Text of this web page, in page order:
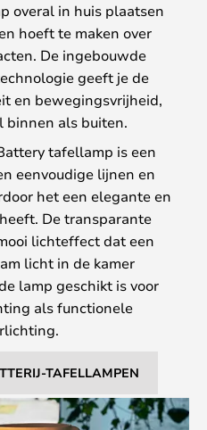
overal in huis plaatsen
hoeft te maken over
De ingebouwde
geeft je de
en bewegingsvrijheid,
binnen als buiten.
tafellamp is een
eenvoudige lijnen en
het een elegante en
De transparante
lichteffect dat een
licht in de kamer
lamp geschikt is voor
als functionele
TAFELLAMPEN